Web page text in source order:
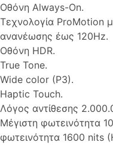
Οθόνη Always-On.
Τεχνολογία ProMotion
ανανέωσης έως 120Hz.
Οθόνη HDR.
True Tone.
Wide color (P3).
Haptic Touch.
Λόγος αντίθεσης
Μέγιστη φωτεινότητα
φωτεινότητα 1600 nits